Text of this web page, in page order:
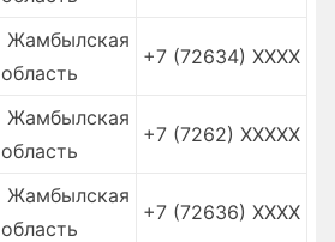
Жамбылская
область
+7 (72634) XXXX
Жамбылская
область
+7 (7262) XXXXX
Жамбылская
область
+7 (72636) XXXX